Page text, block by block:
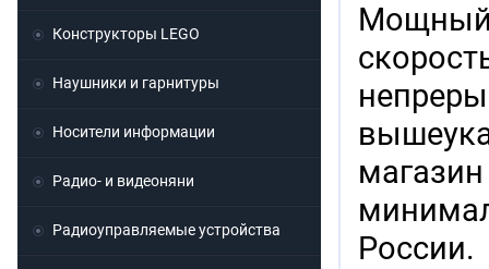
Мощный
России.
Конструкторы LEGO
Наушники и гарнитуры
Носители информации
Радио- и видеоняни
Радиоуправляемые устройства